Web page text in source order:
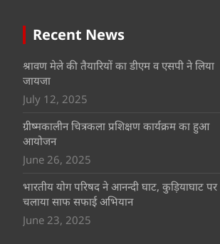
Recent News
श्रावण मेले की तैयारियों का डीएम व एसपी ने लिया
जायजा
July 12, 2025
ग्रीष्मकालीन चित्रकला प्रशिक्षण कार्यक्रम का हुआ
आयोजन
June 26, 2025
भारतीय योग परिषद ने आनन्दी घाट, कुड़ियाघाट पर
चलाया साफ सफाई अभियान
June 23, 2025